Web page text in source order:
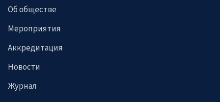
Об обществе
Мероприятия
Аккредитация
Новости
Журнал